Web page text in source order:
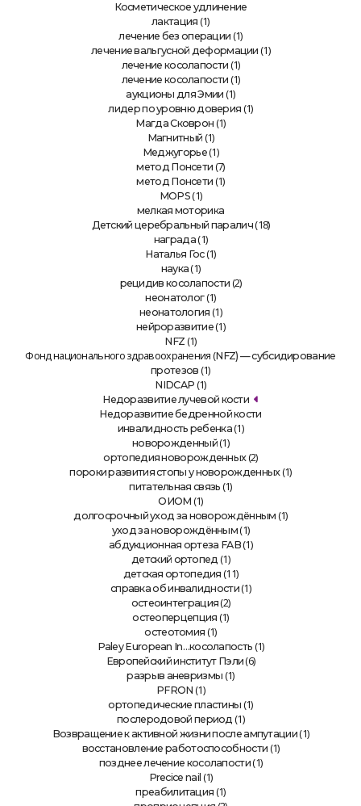
Косметическое удлинение
лактация (1)
лечение без операции (1)
лечение вальгусной деформации (1)
лечение косолапости (1)
лечение косолапости (1)
аукционы для Эмии (1)
лидер по уровню доверия (1)
Магда Сковрон (1)
Магнитный (1)
Меджугорье(1)
метод Понсети (7)
метод Понсети (1)
MOPS (1)
мелкая моторика
Детский церебральный паралич(18)
награда(1)
Наталья Гос(1)
наука (1)
рецидив косолапости (2)
неонатолог(1)
неонатология (1)
нейроразвитие(1)
NFZ (1)
Фонд национального здравоохранения (NFZ) — субсидирование
протезов (1)
NIDCAP (1)
Недоразвитие лучевой кости
Недоразвитие бедренной кости
инвалидность ребенка(1)
новорожденный(1)
ортопедия новорожденных(2)
пороки развития стопы у новорожденных(1)
питательная связь (1)
ОИОМ (1)
долгосрочный уход за новорождённым (1)
уход за новорождённым (1)
абдукционная ортеза FAB(1)
детский ортопед (1)
детская ортопедия (11)
справка об инвалидности(1)
остеоинтеграция (2)
остеоперцепция (1)
остеотомия (1)
Paley European In…косолапость (1)
Европейский институт Пэли (6)
разрыв аневризмы (1)
PFRON (1)
ортопедические пластины (1)
послеродовой период (1)
Возвращение к активной жизни после ампутации (1)
восстановление работоспособности (1)
позднее лечение косолапости(1)
Precice nail (1)
преабилитация (1)